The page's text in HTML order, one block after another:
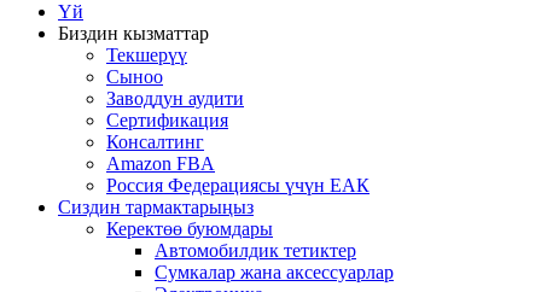
Үй
Биздин кызматтар
Текшерүү
Сыноо
Заводдун аудити
Сертификация
Консалтинг
Amazon FBA
Россия Федерациясы үчүн ЕАК
Сиздин тармактарыңыз
Керектөө буюмдары
Автомобилдик тетиктер
Сумкалар жана аксессуарлар